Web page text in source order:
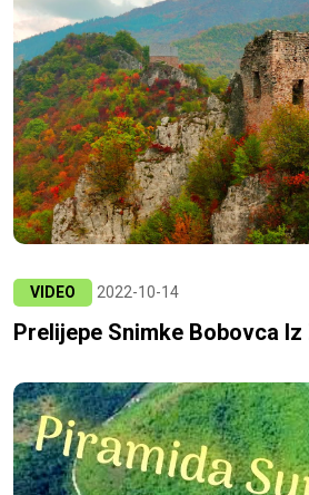
VIDEO 2022-10-14
Prelijepe Snimke Bobovca Iz